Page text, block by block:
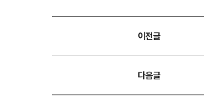
이전글
다음글